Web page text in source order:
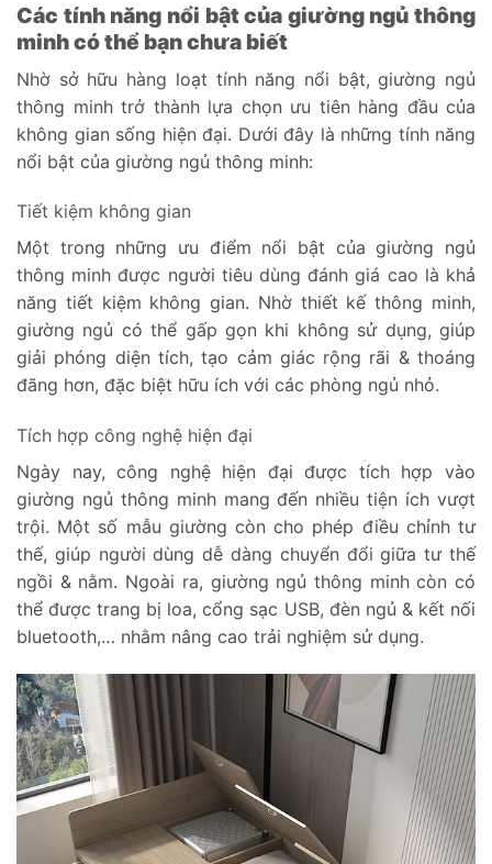
Các tính năng nổi bật của giường ngủ thông
minh có thể bạn chưa biết
Nhờ sở hữu hàng loạt tính năng nổi bật, giường ngủ
thông minh trở thành lựa chọn ưu tiên hàng đầu của
không gian sống hiện đại. Dưới đây là những tính năng
nổi bật của giường ngủ thông minh:
Tiết kiệm không gian
Một trong những ưu điểm nổi bật của giường ngủ
thông minh được người tiêu dùng đánh giá cao là khả
năng tiết kiệm không gian. Nhờ thiết kế thông minh,
giường ngủ có thể gấp gọn khi không sử dụng, giúp
giải phóng diện tích, tạo cảm giác rộng rãi & thoáng
đãng hơn, đặc biệt hữu ích với các phòng ngủ nhỏ.
Tích hợp công nghệ hiện đại
Ngày nay, công nghệ hiện đại được tích hợp vào
giường ngủ thông minh mang đến nhiều tiện ích vượt
trội. Một số mẫu giường còn cho phép điều chỉnh tư
thế, giúp người dùng dễ dàng chuyển đổi giữa tư thế
ngồi & nằm. Ngoài ra, giường ngủ thông minh còn có
thể được trang bị loa, cổng sạc USB, đèn ngủ & kết nối
bluetooth,… nhằm nâng cao trải nghiệm sử dụng.